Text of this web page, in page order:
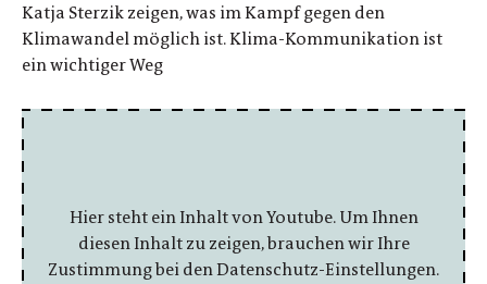
Katja Sterzik zeigen, was im Kampf gegen den
Klimawandel möglich ist. Klima-Kommunikation ist
ein wichtiger Weg
Hier steht ein Inhalt von Youtube. Um Ihnen
diesen Inhalt zu zeigen, brauchen wir Ihre
Zustimmung bei den Datenschutz-Einstellungen.